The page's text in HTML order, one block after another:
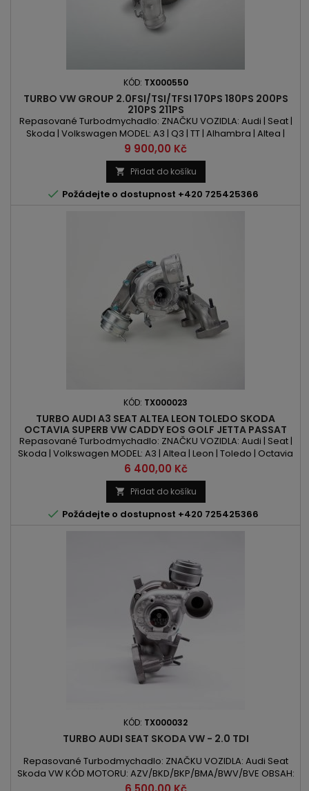
KÓD: TX000550
TURBO VW GROUP 2.0FSI/TSI/TFSI 170PS 180PS 200PS
210PS 211PS
Repasované Turbodmychadlo: ZNAČKU VOZIDLA: Audi | Seat |
Skoda | Volkswagen MODEL: A3 | Q3 | TT | Alhambra | Altea |
Leon | Octavia | Superb | Beetle | CC | Eos | Golf | Jetta | Passat |
Scirocco | Sharan | Tiguan KÓD MOTORU: CAWA | CAWB | CCTA
| CCTB | CCZA | CCZB | CCZC | CCZD OBSAH: 1984ccm 2.0FSI |
2.0TSI | 2.0TFSI VÝKON: 170PS / 125kW | 180PS / 132kW...
Cena
9 900,00 Kč
 Přidat do košíku
 Požádejte o dostupnost +420 725425366
KÓD: TX000023
TURBO AUDI A3 SEAT ALTEA LEON TOLEDO SKODA
OCTAVIA SUPERB VW CADDY EOS GOLF JETTA PASSAT
TOURAN 2.0TDI 140PS/103KW
Repasované Turbodmychadlo: ZNAČKU VOZIDLA: Audi | Seat |
Skoda | Volkswagen MODEL: A3 | Altea | Leon | Toledo | Octavia
| Superb | Caddy | Eos | Golf | Jetta | Passat | Touran KÓD
MOTORU: BMP | BMM | BVD OBSAH: 1968 ccm 2.0 TDI VÝKON:
140PS | 103kW ROK VÝROBY: 2003 -
Cena
6 400,00 Kč
 Přidat do košíku
 Požádejte o dostupnost +420 725425366
KÓD: TX000032
TURBO AUDI SEAT SKODA VW - 2.0 TDI
Repasované Turbodmychadlo: ZNAČKU VOZIDLA: Audi Seat
Skoda VW KÓD MOTORU: AZV/BKD/BKP/BMA/BWV/BVE OBSAH:
1968ccm 2.0TDI VÝKON: 100kW/136PS / 103kW/140PS ROK
Cena